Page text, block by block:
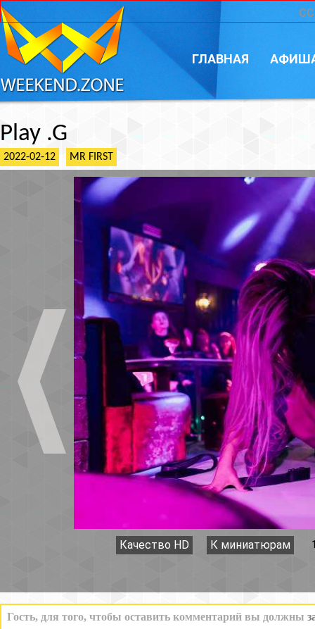
ГЛАВНАЯ
Play .G
2022-02-12 MR FIRST
Качество HD К миниатюрам